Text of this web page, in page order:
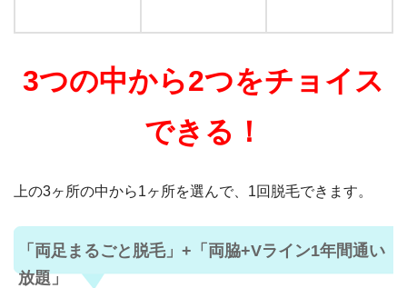
3つの中から2つをチョイス
できる！
上の3ヶ所の中から1ヶ所を選んで、1回脱毛できます。
「両足まるごと脱毛」+「両脇+Vライン1年間通い
放題」